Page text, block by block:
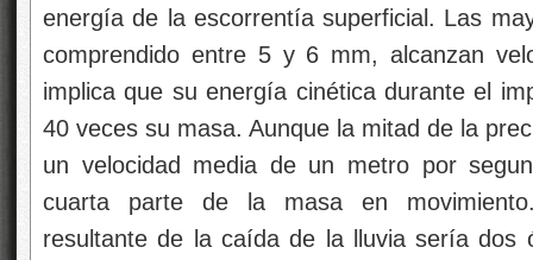
energía de la escorrentía superficial. Las
comprendido entre 5 y 6 mm, alcanzan
implica que su energía cinética durante el
40 veces su masa. Aunque la mitad de la
un velocidad media de un metro por
cuarta parte de la masa en
resultante de la caída de la lluvia sería dos